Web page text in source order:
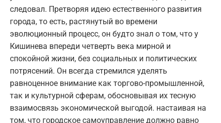
следовал. Претворяя идею естественного развития
города, то есть, растянутый во времени
эволюционный процесс, он будто знал о том, что у
Кишинева впереди четверть века мирной и
спокойной жизни, без социальных и политических
потрясений. Он всегда стремился уделять
равноценное внимание как торгово-промышленной,
так и культурной сферам, обосновывая их тесную
взаимосвязь экономической выгодой. настаивая на
том, что городское самоуправление должно равно